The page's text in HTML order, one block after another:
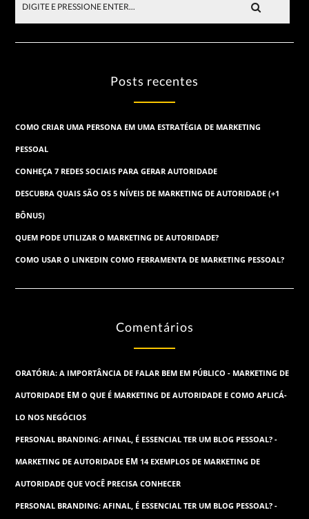
Posts recentes
COMO CRIAR UMA PERSONA EM UMA ESTRATÉGIA DE MARKETING
PESSOAL
CONHEÇA 7 REDES SOCIAIS PARA GERAR AUTORIDADE
DESCUBRA QUAIS SÃO OS 5 NÍVEIS DE MARKETING DE AUTORIDADE (+1
BÔNUS)
QUEM PODE UTILIZAR O MARKETING DE AUTORIDADE?
COMO USAR O LINKEDIN COMO FERRAMENTA DE MARKETING PESSOAL?
Comentários
ORATÓRIA: A IMPORTÂNCIA DE FALAR BEM EM PÚBLICO - MARKETING DE
AUTORIDADE EMO QUE É MARKETING DE AUTORIDADE E COMO APLICÁ-
LO NOS NEGÓCIOS
PERSONAL BRANDING: AFINAL, É ESSENCIAL TER UM BLOG PESSOAL? -
MARKETING DE AUTORIDADE EM 14 EXEMPLOS DE MARKETING DE
AUTORIDADE QUE VOCÊ PRECISA CONHECER
PERSONAL BRANDING: AFINAL, É ESSENCIAL TER UM BLOG PESSOAL? -